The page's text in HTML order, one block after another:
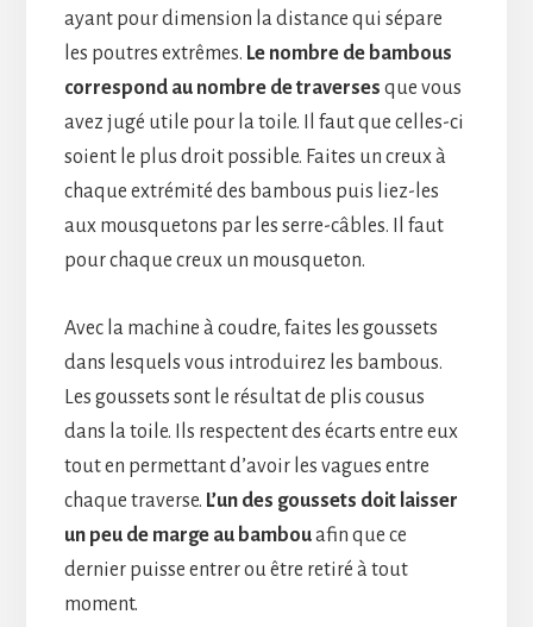
ayant pour dimension la distance qui sépare
les poutres extrêmes. Le nombre de bambous
correspond au nombre de traverses que vous
avez jugé utile pour la toile. Il faut que celles-ci
soient le plus droit possible. Faites un creux à
chaque extrémité des bambous puis liez-les
aux mousquetons par les serre-câbles. Il faut
pour chaque creux un mousqueton.
Avec la machine à coudre, faites les goussets
dans lesquels vous introduirez les bambous.
Les goussets sont le résultat de plis cousus
dans la toile. Ils respectent des écarts entre eux
tout en permettant d’avoir les vagues entre
chaque traverse. L’un des goussets doit laisser
un peu de marge au bambouafin que ce
dernier puisse entrer ou être retiré à tout
moment.